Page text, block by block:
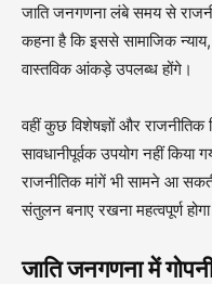
जाति जनगणना लंबे समय से
कहना है कि इससे सामाजिक
वास्तविक आंकड़े उपलब्ध होंगे।
वहीं कुछ विशेषज्ञों और
सावधानीपूर्वक उपयोग नहीं
राजनीतिक मांगें भी सामने आ
संतुलन बनाए रखना महत्वपूर्ण
जाति जनगणना में